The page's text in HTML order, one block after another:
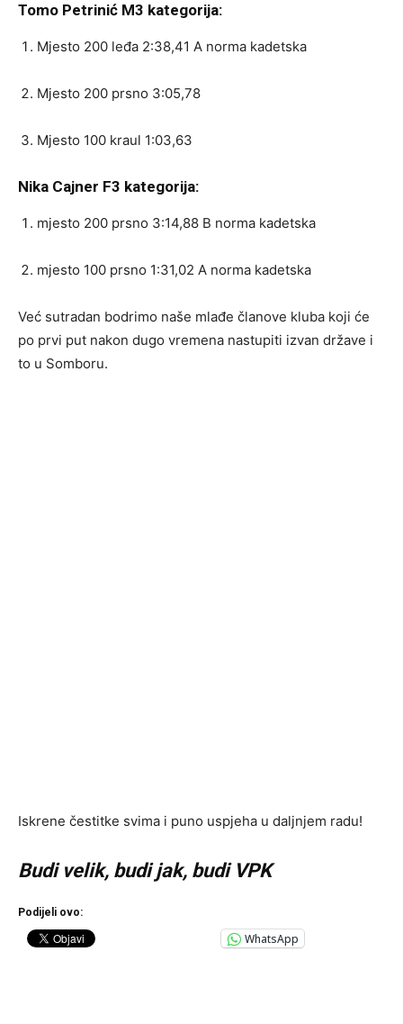
Tomo Petrinić M3 kategorija:
Mjesto 200 leđa 2:38,41 A norma kadetska
Mjesto 200 prsno 3:05,78
Mjesto 100 kraul 1:03,63
Nika Cajner F3 kategorija:
mjesto 200 prsno 3:14,88 B norma kadetska
mjesto 100 prsno 1:31,02 A norma kadetska
Već sutradan bodrimo naše mlađe članove kluba koji će
po prvi put nakon dugo vremena nastupiti izvan države i
to u Somboru.
Iskrene čestitke svima i puno uspjeha u daljnjem radu!
Budi velik, budi jak, budi VPK
Podijeli ovo:
WhatsApp